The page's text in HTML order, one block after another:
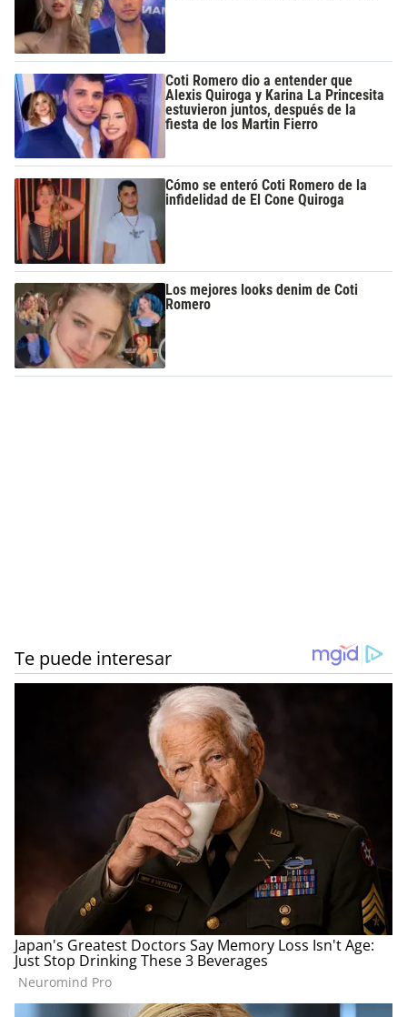
Coti Romero dio a entender que
Alexis Quiroga y Karina La Princesita
estuvieron juntos, después de la
fiesta de los Martin Fierro
Cómo se enteró Coti Romero de la
infidelidad de El Cone Quiroga
Los mejores looks denim de Coti
Romero